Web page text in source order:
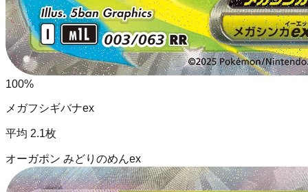
100%
メガフシギバナex
平均 2.1枚
オーガポン みどりのめんex